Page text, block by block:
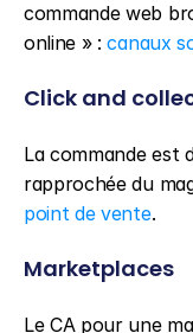
commande web
online » : canaux
Click and
La commande est
point de vente.
Marketplaces
Le CA pour une